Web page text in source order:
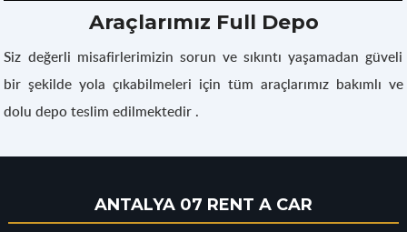
Araçlarımız Full Depo
Siz değerli misafirlerimizin sorun ve sıkıntı yaşamadan güveli
bir şekilde yola çıkabilmeleri için tüm araçlarımız bakımlı ve
dolu depo teslim edilmektedir .
ANTALYA 07 RENT A CAR